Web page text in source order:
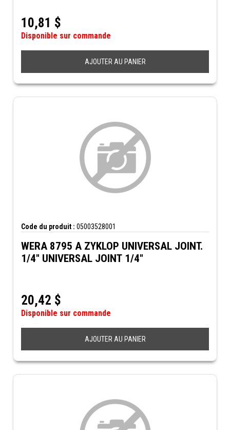
10,81 $
Disponible sur commande
AJOUTER AU PANIER
Code du produit : 05003528001
WERA 8795 A ZYKLOP UNIVERSAL JOINT.
1/4" UNIVERSAL JOINT 1/4"
20,42 $
Disponible sur commande
AJOUTER AU PANIER